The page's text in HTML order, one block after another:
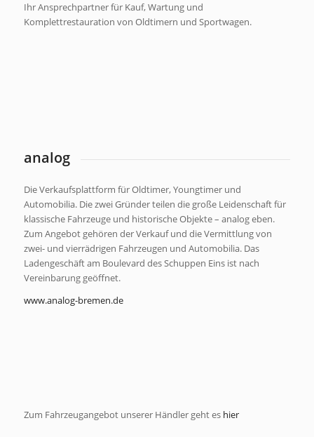
Ihr Ansprechpartner für Kauf, Wartung und
Komplettrestauration von Oldtimern und Sportwagen.
analog
Die Verkaufsplattform für Oldtimer, Youngtimer und
Automobilia. Die zwei Gründer teilen die große Leidenschaft für
klassische Fahrzeuge und historische Objekte – analog eben.
Zum Angebot gehören der Verkauf und die Vermittlung von
zwei- und vierrädrigen Fahrzeugen und Automobilia. Das
Ladengeschäft am Boulevard des Schuppen Eins ist nach
Vereinbarung geöffnet.
www.analog-bremen.de
Zum Fahrzeugangebot unserer Händler geht es hier